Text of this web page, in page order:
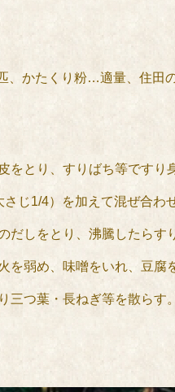
、かたくり粉…適量、住
をとり、すりばち等ですり
じ1/4）を加えて混ぜ合わ
だしをとり、沸騰したらす
を弱め、味噌をいれ、豆腐
三つ葉・長ねぎ等を散らす。